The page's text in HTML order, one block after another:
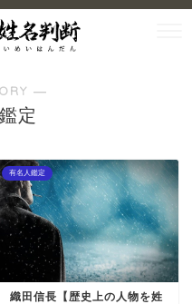
―
定
有名人鑑定
織田信長【歴史上の人物を姓